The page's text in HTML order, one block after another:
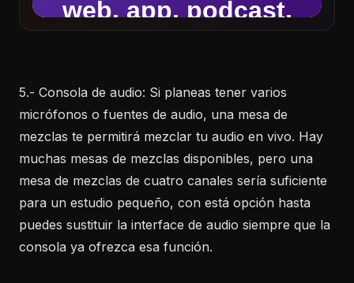
5.- Consola de audio: Si planeas tener varios
micrófonos o fuentes de audio, una mesa de
mezclas te permitirá mezclar tu audio en vivo. Hay
muchas mesas de mezclas disponibles, pero una
mesa de mezclas de cuatro canales sería suficiente
para un estudio pequeño, con está opción hasta
puedes sustituir la interface de audio siempre que la
consola ya ofrezca esa función.